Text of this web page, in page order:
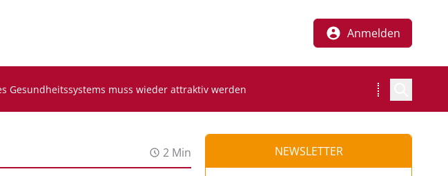
Anmelden
Gesundheitssystems muss wieder attraktiv werden
2 Min NEWSLETTER